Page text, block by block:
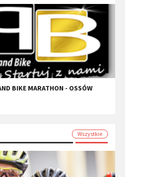
BIKE MARATHON - OSSÓW
Wszystkie